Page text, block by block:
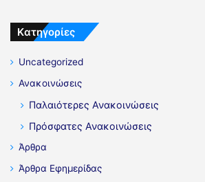
Kατηγορίες
Uncategorized
Ανακοινώσεις
Παλαιότερες Ανακοινώσεις
Πρόσφατες Ανακοινώσεις
Άρθρα
Άρθρα Εφημερίδας